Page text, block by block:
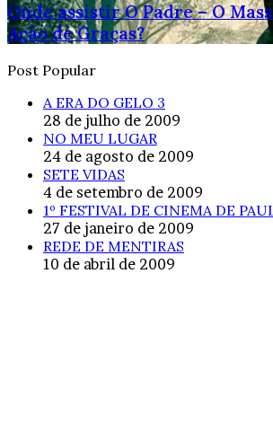
Onde assistir O Padre – O
Ação de Graças?
Post Popular
A ERA DO GELO 3
28 de julho de 2009
NO MEU LUGAR
24 de agosto de 2009
SETE VIDAS
4 de setembro de 2009
1º FESTIVAL DE CINEMA DE
27 de janeiro de 2009
REDE DE MENTIRAS
10 de abril de 2009